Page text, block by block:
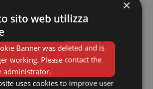
×
sito web utilizza
Banner was deleted and is
working. Please contact the
administrator.
uses cookies to improve user